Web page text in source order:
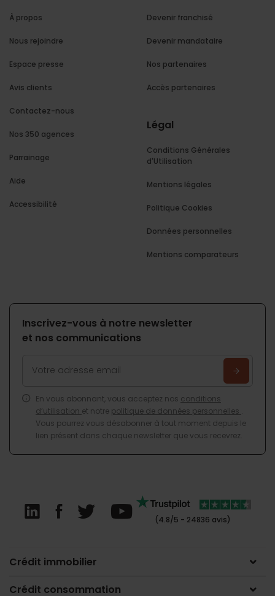
À propos
Nous rejoindre
Espace presse
Avis clients
Contactez-nous
Nos 350 agences
Parrainage
Aide
Accessibilité
Devenir franchisé
Devenir mandataire
Nos partenaires
Accès partenaires
Légal
Conditions Générales
d'Utilisation
Mentions légales
Politique Cookies
Données personnelles
Mentions comparateurs
Inscrivez-vous à notre newsletter
et nos communications
En vous abonnant, vous acceptez nos conditions
d’utilisation et notre politique de données personnelles
Vous pourrez vous désabonner à tout moment depuis le
lien présent dans chaque newsletter que vous recevrez.
(4.8/5 - 24836 avis)
Crédit immobilier
Crédit consommation